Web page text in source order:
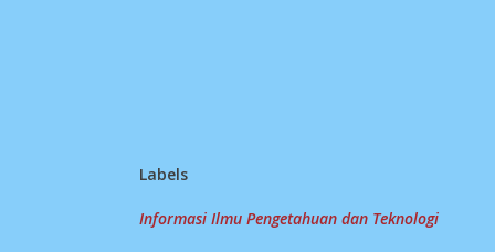
Labels
Informasi Ilmu Pengetahuan dan Teknologi